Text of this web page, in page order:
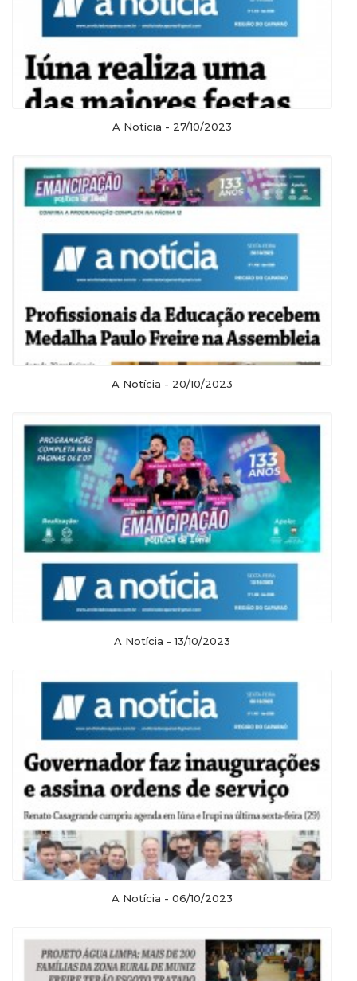
A Notícia - 27/10/2023
A Notícia - 20/10/2023
A Notícia - 13/10/2023
A Notícia - 06/10/2023